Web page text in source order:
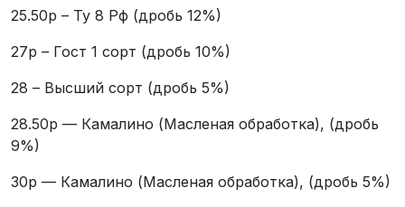
25.50р – Ту 8 Рф (дробь 12%)
27р – Гост 1 сорт (дробь 10%)
28 – Высший сорт (дробь 5%)
28.50р — Камалино (Масленая обработка), (дробь
9%)
30р — Камалино (Масленая обработка), (дробь 5%)